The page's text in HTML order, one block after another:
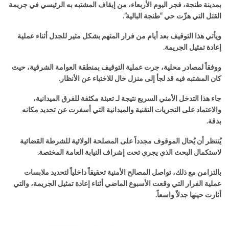
بمدينة طنجة، فجر اليوم الأربعاء، من إيقاف المشتبه به الرئيسي في جريمة
القتل التي هزّت حي “طنجة البالية”.
ويأتي هذا التوقيف بعد أيام من فرار المتهم بشكل مثير للجدل أثناء عملية
إعادة تمثيل الجريمة.
ووفقاً لمصادر محلية، جرت عملية التوقيف بمنطقة العوامة الشرقية، حيث
كان المشتبه فيه قد لجأ إلى منزل خال للاختباء عن الأنظار.
جاء هذا التدخل الأمني السريع نتيجة لـ تعبئة مكثفة للفرق الميدانية،
والاعتماد على التحريات التقنية والميدانية التي أسفرت عن تحديد مكانه
بدقة.
يُنتظر أن يُحال الموقوف مجدداً على المصلحة الولائية للشرطة القضائية
لاستكمال البحث الذي يجري تحت إشراف النيابة العامة المختصة.
بالتزامن مع ذلك، تواصل المصالح الأمنية تحقيقاً داخلياً لتحديد ملابسات
عملية الفرار التي وقعت الأسبوع الماضي أثناء إعادة تمثيل الجريمة، والتي
أثارت حينها جدلاً واسعاً.